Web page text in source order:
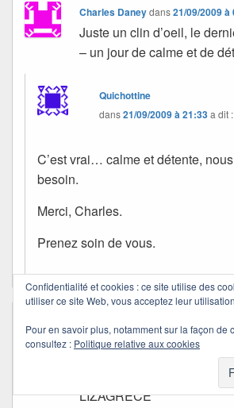
Charles Daneydans21/09/2009 à
Juste un clin d’oeil, le
– un jour de calme et de
Quichottine
dans21/09/2009 à 21:33a dit :
C’est vrai… calme et détente,
besoin.
Merci, Charles.
Prenez soin de vous.
LIZA dans29/11/2008 à 07:55 a dit :
Passe un bon week-end
reviens vite en nous
LIZAGRECE
Confidentialité et cookies : ce site utilise des
utiliser ce site Web, vous acceptez leur
Pour en savoir plus, notamment sur la façon de
consultez : Politique relative aux cookies